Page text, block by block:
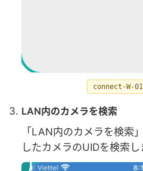
connect-W-
LAN内のカメラを検索
「LAN内のカメラを検索
したカメラのUIDを検索し